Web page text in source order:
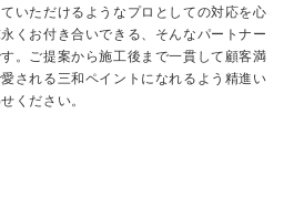
料）
いただけるようなプロとしての対応を心
くお付き合いできる、そんなパートナー
。ご提案から施工後まで一貫して顧客満
される三和ペイントになれるよう精進い
ください。